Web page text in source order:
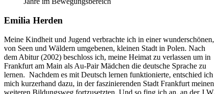
Emilia Herden
Meine Kindheit und Jugend verbrachte ich in einer wunderschönen,
von Seen und Wäldern umgebenen, kleinen Stadt in Polen. Nach
dem Abitur (2002) beschloss ich, meine Heimat zu verlassen um in
Frankfurt am Main als Au-Pair Mädchen die deutsche Sprache zu
lernen. Nachdem es mit Deutsch lernen funktionierte, entschied ich
mich kurzerhand dazu, in der faszinierenden Stadt Frankfurt meinen
weiteren Bildungsweg fortzusetzten. Und so fing ich an, an der J.W.